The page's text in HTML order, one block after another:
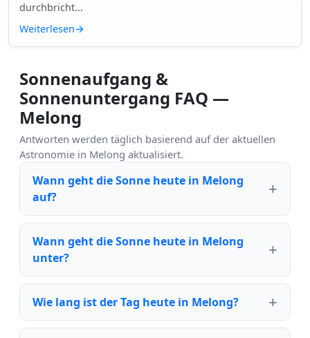
durchbricht...
Weiterlesen→
Sonnenaufgang &
Sonnenuntergang FAQ —
Melong
Antworten werden täglich basierend auf der aktuellen
Astronomie in Melong aktualisiert.
Wann geht die Sonne heute in Melong
auf?
Wann geht die Sonne heute in Melong
unter?
Wie lang ist der Tag heute in Melong?